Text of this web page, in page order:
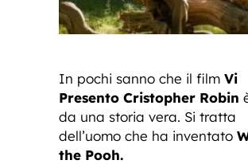
In pochi sanno che il film Vi
Presento Cristopher Robin
da una storia vera. Si tratta
dell’uomo che ha inventato
the Pooh.